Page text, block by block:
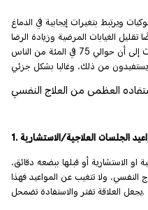
ويرتبط بتغيرات إيجابية في الدماغ
تقليل الغيابات المرضية وزيادة الرضا
عن العلاقات الاجتماعية. ولكن تشير الأبحاث إلى أن حوالي 75 في المئة من الناس
او الاستشارية أو قبلها ببضعه دقائق،
ولا تتغيب عن المواعيد فهذا
يجعل العلاقة تفتر والاستفادة تضمحل.